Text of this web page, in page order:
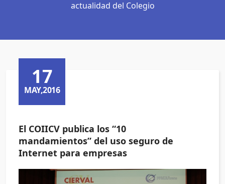
actualidad del Colegio
17
MAY,2016
El COIICV publica los “10
mandamientos” del uso seguro de
Internet para empresas